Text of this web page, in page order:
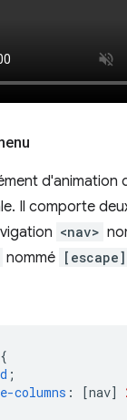
d'animation
Il comporte
<nav>
nommé [escape]
{
;
columns : [nav]